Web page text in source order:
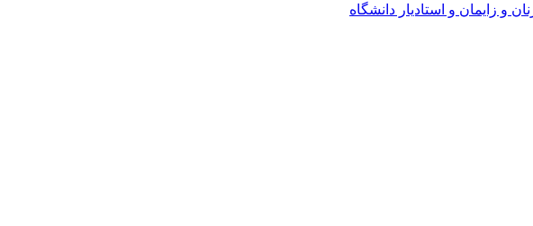
و زایمان و استادیار دانشگاه